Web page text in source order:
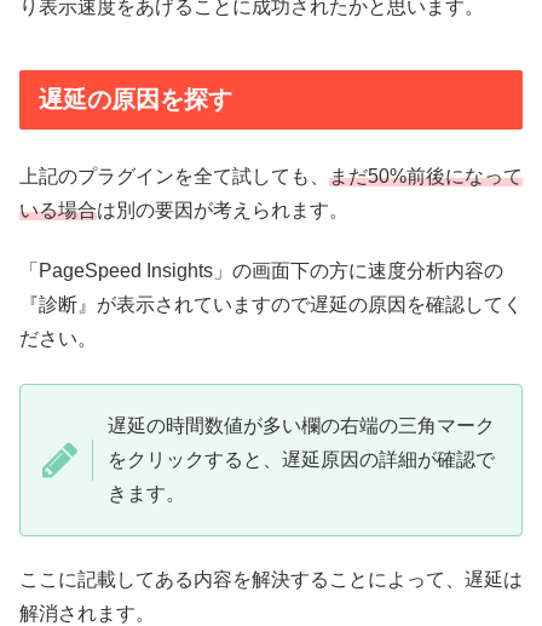
り表示速度をあげることに成功されたかと思います。
遅延の原因を探す
上記のプラグインを全て試しても、 まだ50%前後になって
いる場合は別の要因が考えられます。
「PageSpeed Insights」の画面下の方に速度分析内容の
『診断』が表示されていますので遅延の原因を確認してく
ださい。
遅延の時間数値が多い欄の右端の三角マーク
をクリックすると、遅延原因の詳細が確認で
きます。
ここに記載してある内容を解決することによって、遅延は
解消されます。